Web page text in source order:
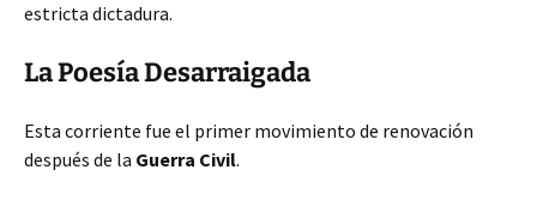
estricta dictadura.
La Poesía Desarraigada
Esta corriente fue el primer movimiento de renovación
después de la Guerra Civil.